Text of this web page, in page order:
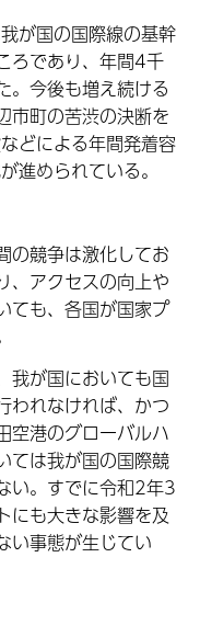
が国の国際線の基幹
ろであり、年間4千
。今後も増え続ける
市町の苦渋の決断を
どによる年間発着容
進められている。
の競争は激化してお
、アクセスの向上や
ても、各国が国家プ
我が国においても国
われなければ、かつ
空港のグローバルハ
ては我が国の国際競
い。すでに令和2年3
にも大きな影響を及
い事態が生じてい